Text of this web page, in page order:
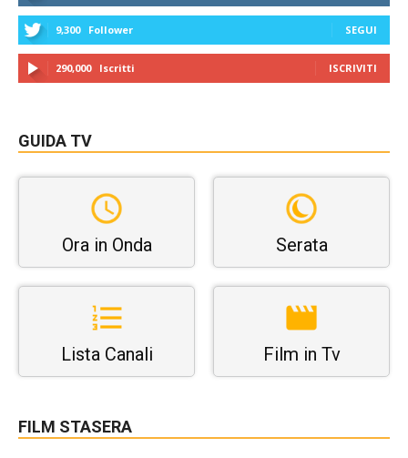
9,300 Follower SEGUI
290,000 Iscritti ISCRIVITI
GUIDA TV
Ora in Onda Serata
Lista Canali Film in Tv
FILM STASERA